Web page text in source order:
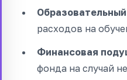
расходов на
Финансовая
фонда на случай